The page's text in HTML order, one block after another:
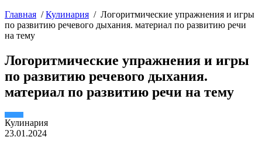
Главная /Кулинария / Логоритмические упражнения и игры
по развитию речевого дыхания. материал по развитию речи
на тему
Логоритмические упражнения и игры
по развитию речевого дыхания.
материал по развитию речи на тему
Кулинария
23.01.2024